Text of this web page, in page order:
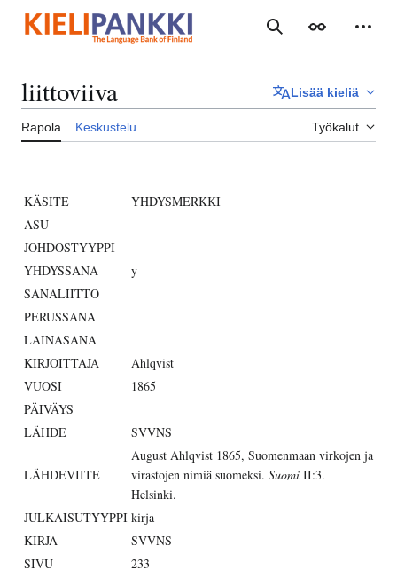
sisältöön
Haku Ulkoasu
liittoviiva Lisää kieliä
Rapola Keskustelu Työkalut
KÄSITE
YHDYSMERKKI
ASU
JOHDOSTYYPPI
YHDYSSANA
y
SANALIITTO
PERUSSANA
LAINASANA
KIRJOITTAJA
Ahlqvist
VUOSI
1865
PÄIVÄYS
LÄHDE
SVVNS
LÄHDEVIITE
August Ahlqvist 1865, Suomenmaan virkojen ja
virastojen nimiä suomeksi. Suomi II:3.
Helsinki.
JULKAISUTYYPPI kirja
KIRJA
SVVNS
SIVU
233